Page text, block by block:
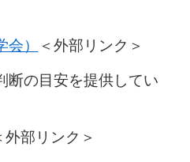
） ＜外部リンク＞
の目安を提供してい
外部リンク＞